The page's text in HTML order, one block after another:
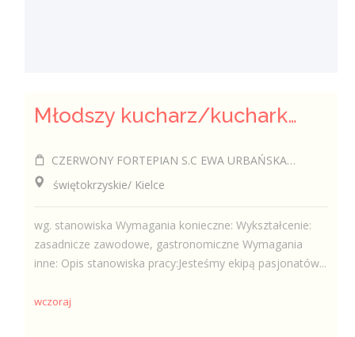
Młodszy kucharz/kucharka
CZERWONY FORTEPIAN S.C EWA URBAŃSKA-FELCZAK, ROBERT KANTOR
świętokrzyskie/ Kielce
wg. stanowiska Wymagania konieczne: Wykształcenie:
zasadnicze zawodowe, gastronomiczne Wymagania
inne: Opis stanowiska pracy:Jesteśmy ekipą pasjonatów...
wczoraj